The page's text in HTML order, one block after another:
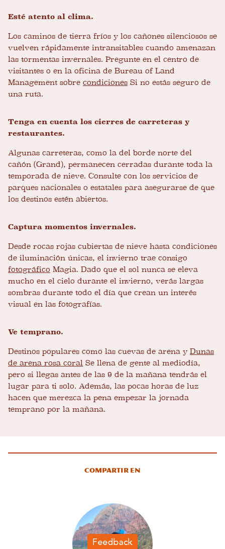
Esté atento al clima.
Los caminos de tierra fríos y los cañones silenciosos se
vuelven rápidamente intransitables cuando amenazan
las tormentas invernales. Pregunte en el centro de
visitantes o en la oficina de Bureau of Land
Management sobre condiciones Si no estás seguro de
una ruta.
Tenga en cuenta los cierres de carreteras y
restaurantes.
Algunas carreteras, como la del borde norte del
cañón (Grand), permanecen cerradas durante toda la
temporada de nieve. Consulte con los servicios de
parques nacionales o estatales para asegurarse de que
los destinos estén abiertos.
Captura momentos invernales.
Desde rocas rojas cubiertas de nieve hasta condiciones
de iluminación únicas, el invierno trae consigo
fotográfico Magia. Dado que el sol nunca se eleva
mucho en el cielo durante el invierno, verás largas
sombras durante todo el día que crean un interés
visual en las fotografías.
Ve temprano.
Destinos populares como las cuevas de arena y Dunas
de arena rosa coral Se llena de gente al mediodía,
pero si llegas antes de las 9 de la mañana tendrás el
lugar para ti solo. Además, las pocas horas de luz
hacen que merezca la pena empezar la jornada
temprano por la mañana.
Compartir en